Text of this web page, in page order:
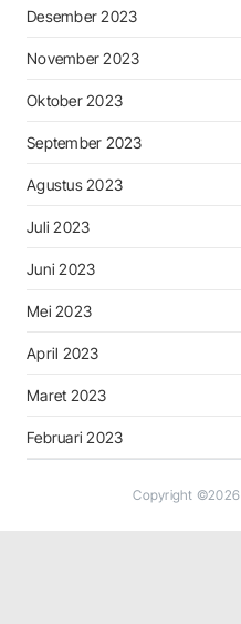
Desember 2023
November 2023
Oktober 2023
September 2023
Agustus 2023
Juli 2023
Juni 2023
Mei 2023
April 2023
Maret 2023
Februari 2023
Copyright ©2026